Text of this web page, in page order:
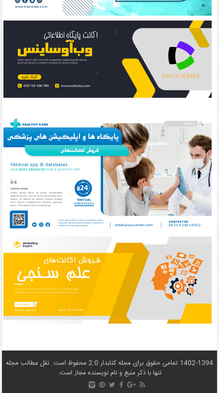
1402-1394 تمامی حقوق برای مجله کتابدار 2.0 محفوظ است. نقل مطالب مجله
تنها با ذکر منبع و نام نويسنده مجاز است.